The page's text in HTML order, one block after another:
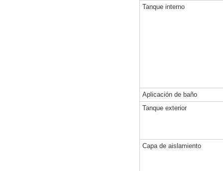
Tanque interno
Aplicación de baño
Tanque exterior
Capa de aislamiento